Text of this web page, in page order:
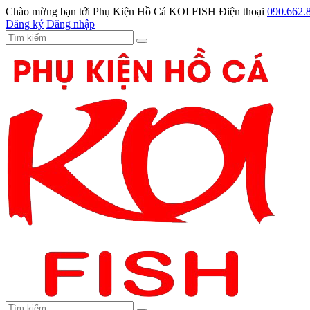
Chào mừng bạn tới Phụ Kiện Hồ Cá KOI FISH Điện thoại
Đăng ký Đăng nhập